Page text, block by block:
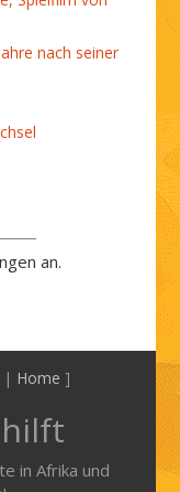
nach seiner
an.
| Home ]
in Afrika und